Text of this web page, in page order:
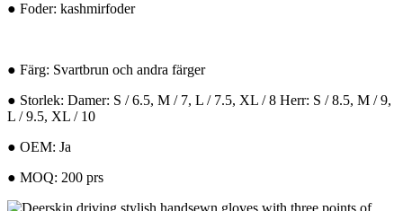
● Foder: kashmirfoder
● Färg: Svartbrun och andra färger
● Storlek: Damer: S / 6.5, M / 7, L / 7.5, XL / 8 Herr: S / 8.5, M / 9,
L / 9.5, XL / 10
● OEM: Ja
● MOQ: 200 prs